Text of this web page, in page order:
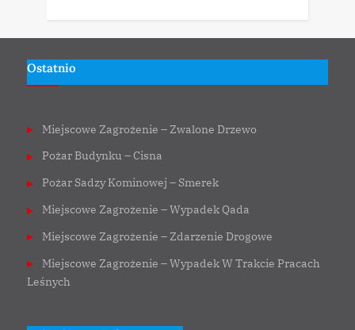
Ostatnio
Miejscowe Zagrożenie – Zwalone Drzewo
Pożar Budynku – Cisna
Pożar Sadzy Kominowej – Smerek
Miejscowe Zagrożenie – Wypadek Qada
Miejscowe Zagrożenie – Zdarzenie Drogowe
Miejscowe Zagrożenie – Wypadek W Trakcie Pracach
Leśnych